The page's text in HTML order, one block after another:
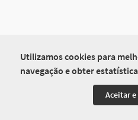
Utilizamos cookies para
navegação e obter
Aceitar